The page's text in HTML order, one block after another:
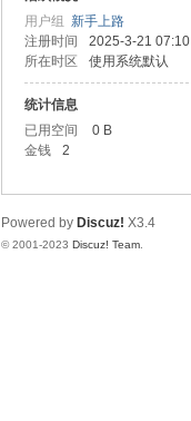
用户组 新手上路
注册时间
2025-3-21 07:10
所在时区
使用系统默认
统计信息
已用空间
0 B
金钱
2
Powered by Discuz! X3.4
© 2001-2023 Discuz! Team